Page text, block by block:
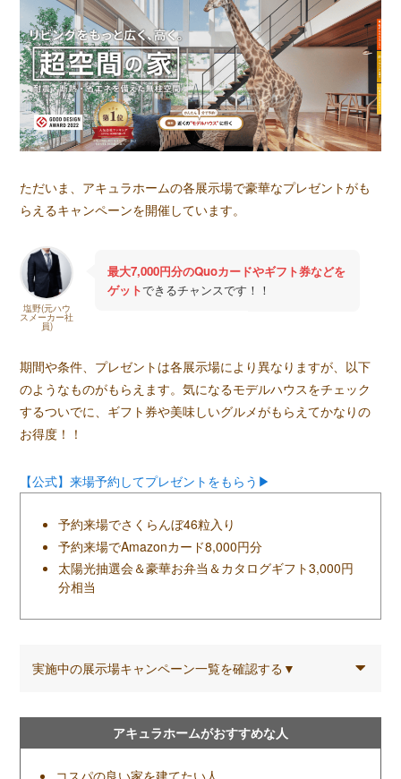
ただいま、アキュラホームの各展示場で豪華なプレゼントがも
らえるキャンペーンを開催しています。
塩野(元ハウ
スメーカー社
員)
最大7,000円分のQuoカードやギフト券などを
ゲットできるチャンスです！！
期間や条件、プレゼントは各展示場により異なりますが、以下
のようなものがもらえます。気になるモデルハウスをチェック
するついでに、ギフト券や美味しいグルメがもらえてかなりの
お得度！！
【公式】来場予約してプレゼントをもらう▶
予約来場でさくらんぼ46粒入り
予約来場でAmazonカード8,000円分
太陽光抽選会＆豪華お弁当＆カタログギフト3,000円
分相当
実施中の展示場キャンペーン一覧を確認する▼
アキュラホームがおすすめな人
コスパの良い家を建てたい人